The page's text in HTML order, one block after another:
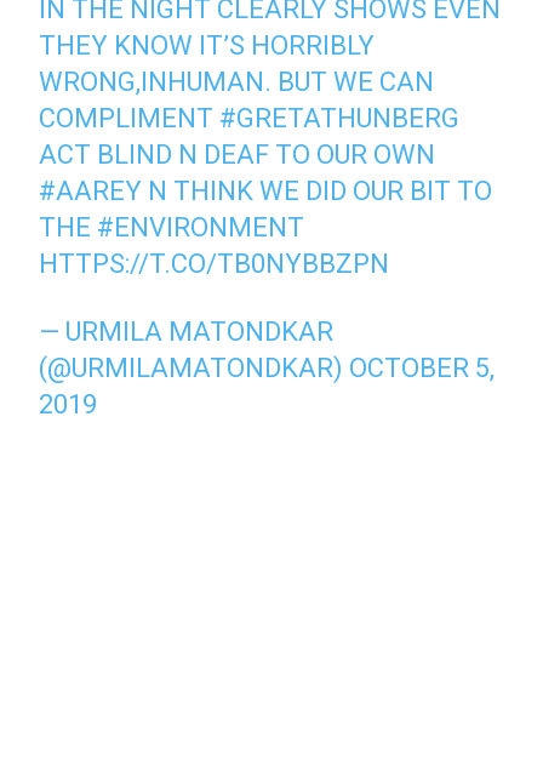
IN THE NIGHT CLEARLY SHOWS EVEN
THEY KNOW IT’S HORRIBLY
WRONG,INHUMAN. BUT WE CAN
COMPLIMENT #GRETATHUNBERG
ACT BLIND N DEAF TO OUR OWN
#AAREY N THINK WE DID OUR BIT TO
THE #ENVIRONMENT
HTTPS://T.CO/TB0NYBBZPN
— URMILA MATONDKAR
(@URMILAMATONDKAR) OCTOBER 5,
2019